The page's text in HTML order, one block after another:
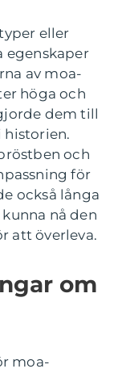
eller
egenskaper
av moa-
höga och
dem till
historien.
och
för
också långa
nå den
att överleva.
om
moa-